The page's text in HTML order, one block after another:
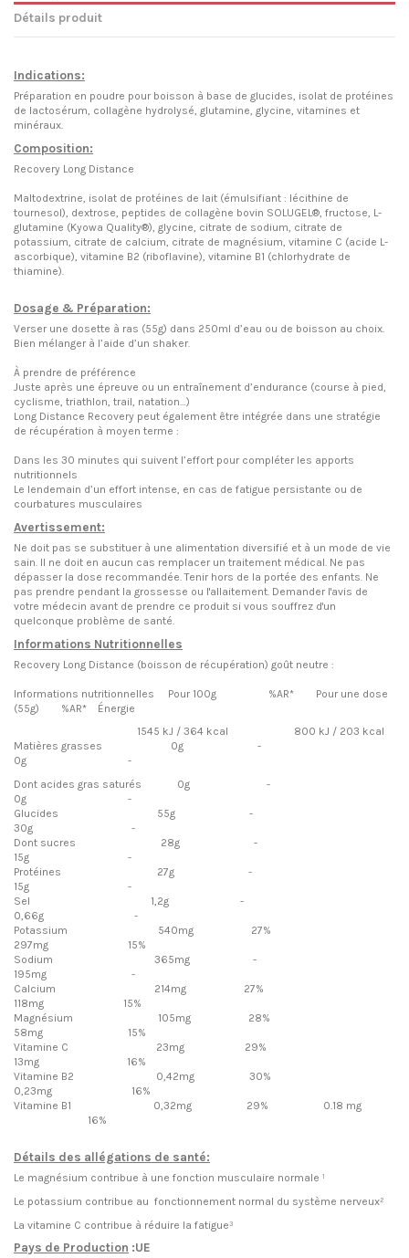
Détails produit
Indications:
Préparation en poudre pour boisson à base de glucides, isolat de protéines
de lactosérum, collagène hydrolysé, glutamine, glycine, vitamines et
minéraux.
Composition:
Recovery Long Distance
Maltodextrine, isolat de protéines de lait (émulsifiant : lécithine de
tournesol), dextrose, peptides de collagène bovin SOLUGEL®, fructose, L-
glutamine (Kyowa Quality®), glycine, citrate de sodium, citrate de
potassium, citrate de calcium, citrate de magnésium, vitamine C (acide L-
ascorbique), vitamine B2 (riboflavine), vitamine B1 (chlorhydrate de
thiamine).
Dosage & Préparation:
Verser une dosette à ras (55g) dans 250ml d’eau ou de boisson au choix.
Bien mélanger à l’aide d’un shaker.
À prendre de préférence
Juste après une épreuve ou un entraînement d’endurance (course à pied,
cyclisme, triathlon, trail, natation…)
Long Distance Recovery peut également être intégrée dans une stratégie
de récupération à moyen terme :
Dans les 30 minutes qui suivent l’effort pour compléter les apports
nutritionnels
Le lendemain d’un effort intense, en cas de fatigue persistante ou de
courbatures musculaires
Avertissement:
Ne doit pas se substituer à une alimentation diversifié et à un mode de vie
sain. Il ne doit en aucun cas remplacer un traitement médical. Ne pas
dépasser la dose recommandée. Tenir hors de la portée des enfants. Ne
pas prendre pendant la grossesse ou l'allaitement. Demander l'avis de
votre médecin avant de prendre ce produit si vous souffrez d'un
quelconque problème de santé.
Informations Nutritionnelles
Recovery Long Distance (boisson de récupération) goût neutre :
Informations nutritionnelles Pour 100g %AR* Pour une dose
(55g) %AR* Énergie
1545 kJ / 364 kcal 800 kJ / 203 kcal
Matières grasses 0g -
0g -
Dont acides gras saturés 0g -
0g -
Glucides 55g -
30g -
Dont sucres 28g -
15g -
Protéines 27g -
15g -
Sel 1,2g -
0,66g -
Potassium 540mg 27%
297mg 15%
Sodium 365mg -
195mg -
Calcium 214mg 27%
118mg 15%
Magnésium 105mg 28%
58mg 15%
Vitamine C 23mg 29%
13mg 16%
Vitamine B2 0,42mg 30%
0,23mg 16%
Vitamine B1 0,32mg 29% 0.18 mg
16%
Détails des allégations de santé:
Le magnésium contribue à une fonction musculaire normale ¹
Le potassium contribue au fonctionnement normal du système nerveux²
La vitamine C contribue à réduire la fatigue³
Pays de Production :UE